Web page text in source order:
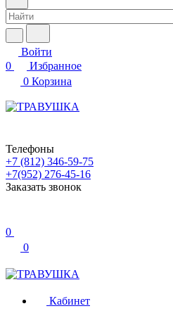
Войти
0
Избранное
0 Корзина
Телефоны
+7 (812) 346-59-75
+7(952) 276-45-16
Заказать звонок
0
0
Кабинет